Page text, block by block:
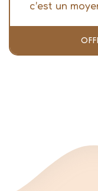
c’est un